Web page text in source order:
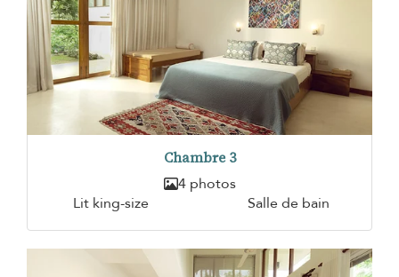
Chambre 3
4 photos
Lit king-size
Salle de bain